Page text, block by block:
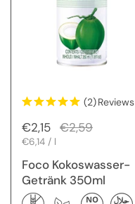
(2)Reviews
Regulärer Preis
€2,15 Sale-Preis
€2,59
Stückpreis
€6,14 / l
Foco Kokoswasser-
Getränk 350ml